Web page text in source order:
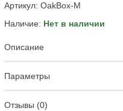
Артикул: ОakBox-M
Наличие: Нет в наличии
Описание
Параметры
Отзывы (0)